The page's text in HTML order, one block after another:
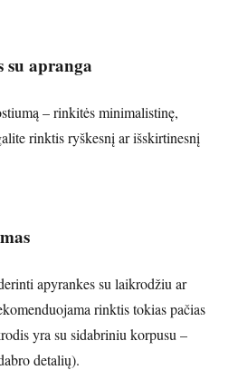
su apranga
– rinkitės minimalistinę,
rinktis ryškesnį ar išskirtinesnį
apyrankes su laikrodžiu ar
rinktis tokias pačias
yra su sidabriniu korpusu –
detalių).